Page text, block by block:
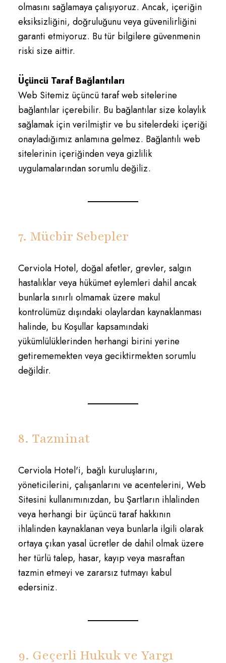
olmasını sağlamaya çalışıyoruz. Ancak, içeriğin
eksiksizliğini, doğruluğunu veya güvenilirliğini
garanti etmiyoruz. Bu tür bilgilere güvenmenin
riski size aittir.
Üçüncü Taraf Bağlantıları
Web Sitemiz üçüncü taraf web sitelerine
bağlantılar içerebilir. Bu bağlantılar size kolaylık
sağlamak için verilmiştir ve bu sitelerdeki içeriği
onayladığımız anlamına gelmez. Bağlantılı web
sitelerinin içeriğinden veya gizlilik
uygulamalarından sorumlu değiliz.
7. Mücbir Sebepler
Cerviola Hotel, doğal afetler, grevler, salgın
hastalıklar veya hükümet eylemleri dahil ancak
bunlarla sınırlı olmamak üzere makul
kontrolümüz dışındaki olaylardan kaynaklanması
halinde, bu Koşullar kapsamındaki
yükümlülüklerinden herhangi birini yerine
getirememekten veya geciktirmekten sorumlu
değildir.
8. Tazminat
Cerviola Hotel'i, bağlı kuruluşlarını,
yöneticilerini, çalışanlarını ve acentelerini, Web
Sitesini kullanımınızdan, bu Şartların ihlalinden
veya herhangi bir üçüncü taraf hakkının
ihlalinden kaynaklanan veya bunlarla ilgili olarak
ortaya çıkan yasal ücretler de dahil olmak üzere
her türlü talep, hasar, kayıp veya masraftan
tazmin etmeyi ve zararsız tutmayı kabul
edersiniz.
9. Geçerli Hukuk ve Yargı